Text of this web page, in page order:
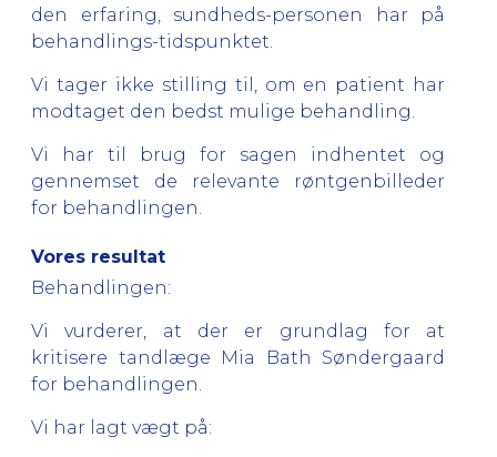
den erfaring, sundheds-personen har på
behandlings-tidspunktet.
Vi tager ikke stilling til, om en patient har
modtaget den bedst mulige behandling.
Vi har til brug for sagen indhentet og
gennemset de relevante røntgenbilleder
for behandlingen.
Vores resultat
Behandlingen:
Vi vurderer, at der er grundlag for at
kritisere tandlæge Mia Bath Søndergaard
for behandlingen.
Vi har lagt vægt på: